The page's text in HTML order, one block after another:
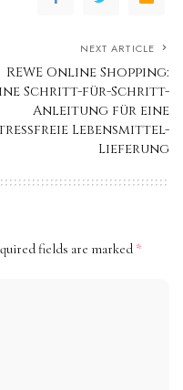
NEXT ARTICLE
REWE Online Shopping:
Schritt-für-Schritt-
Anleitung für eine
Lebensmittel-
Lieferung
fields are marked *